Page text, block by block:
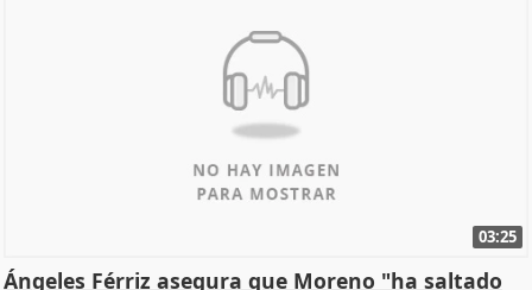
03:25
Ángeles Férriz asegura que Moreno "ha saltado